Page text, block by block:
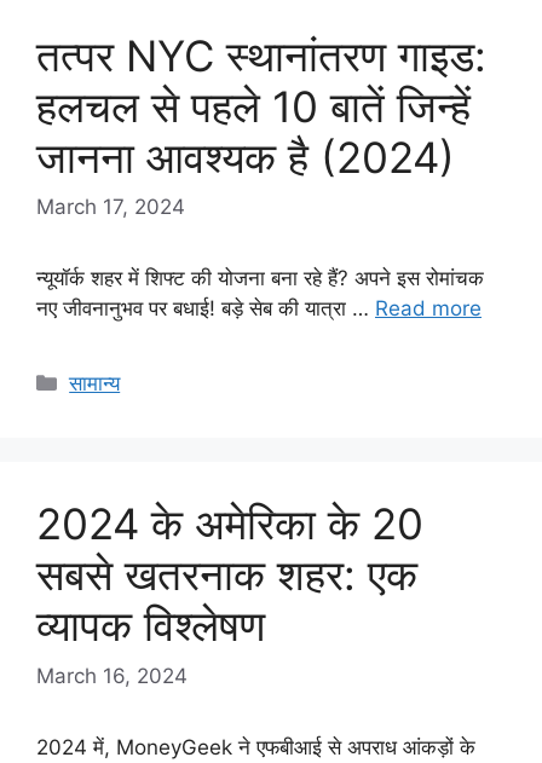
तत्पर NYC स्थानांतरण गाइड:
हलचल से पहले 10 बातें जिन्हें
जानना आवश्यक है (2024)
March 17, 2024
न्यूयॉर्क शहर में शिफ्ट की योजना बना रहे हैं? अपने इस रोमांचक
नए जीवनानुभव पर बधाई! बड़े सेब की यात्रा … Read more
Categories
सामान्य
2024 के अमेरिका के 20
सबसे खतरनाक शहर: एक
व्यापक विश्लेषण
March 16, 2024
2024 में, MoneyGeek ने एफबीआई से अपराध आंकड़ों के